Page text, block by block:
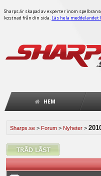
Sharps är skapad av experter inom
kostnad från din sida. Läs hela meddelandet
HEM
Sharps.se > Forum > Nyheter >